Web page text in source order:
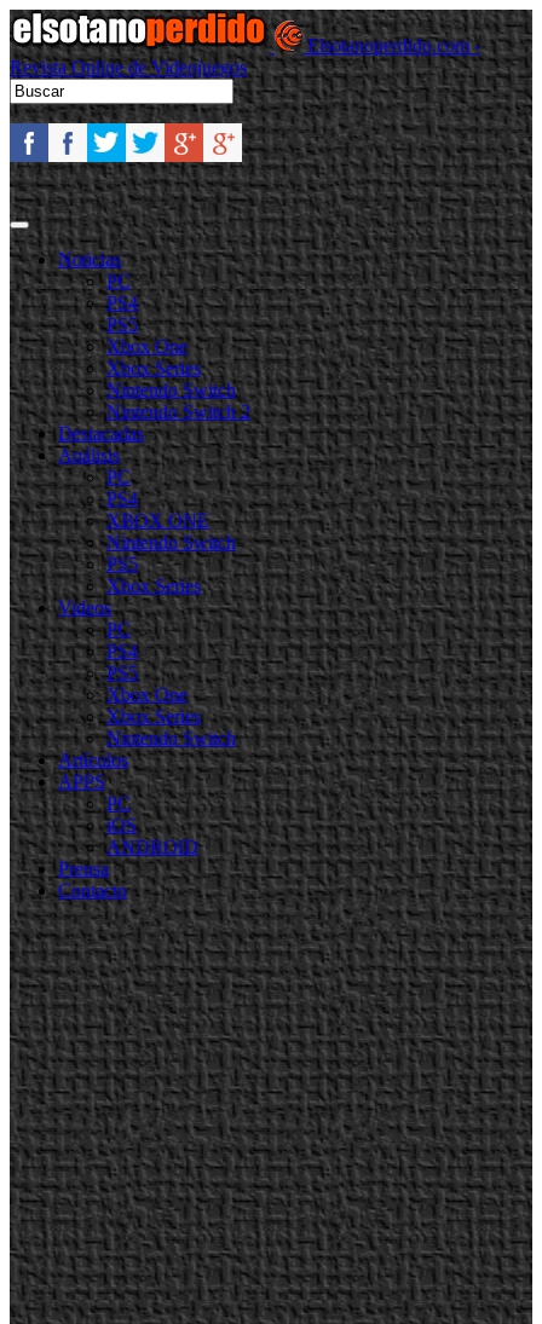
Elsotanoperdido.com -
Revista Online de Videojuegos
Noticias
PC
PS4
PS5
Xbox One
Xbox Series
Nintendo Switch
Nintendo Switch 2
Destacadas
Análisis
PC
PS4
XBOX ONE
Nintendo Switch
PS5
Xbox Series
Videos
PC
PS4
PS5
Xbox One
Xbox Series
Nintendo Switch
Artículos
APPS
PC
iOS
ANDROID
Prensa
Contacto